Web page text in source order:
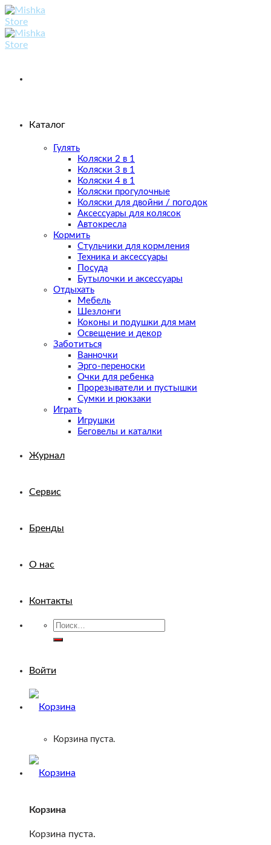
Skip
to
content
Каталог
Гулять
Коляски 2 в 1
Коляски 3 в 1
Коляски 4 в 1
Коляски прогулочные
Коляски для двойни / погодок
Аксессуары для колясок
Автокресла
Кормить
Стульчики для кормления
Техника и аксессуары
Посуда
Бутылочки и аксессуары
Отдыхать
Мебель
Шезлонги
Коконы и подушки для мам
Освещение и декор
Заботиться
Ванночки
Эрго-переноски
Очки для ребенка
Прорезыватели и пустышки
Сумки и рюкзаки
Играть
Игрушки
Беговелы и каталки
Журнал
Сервис
Бренды
О нас
Контакты
Искать:
Войти
Корзина пуста.
Корзина
Корзина пуста.